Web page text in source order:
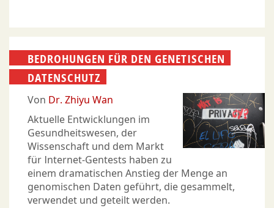
BEDROHUNGEN FÜR DEN GENETISCHEN
DATENSCHUTZ
Von Dr. Zhiyu Wan
Aktuelle Entwicklungen im
Gesundheitswesen, der
Wissenschaft und dem Markt
für Internet-Gentests haben zu
einem dramatischen Anstieg der Menge an
genomischen Daten geführt, die gesammelt,
verwendet und geteilt werden.